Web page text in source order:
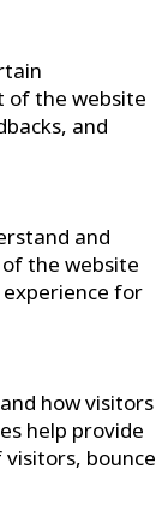
of the website
and
and
the website
for
how visitors
help provide
bounce